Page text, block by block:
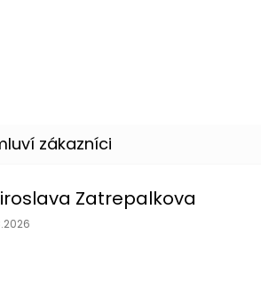
Zatrepalkova
obchodu je 5 z 5 hvězdiček.